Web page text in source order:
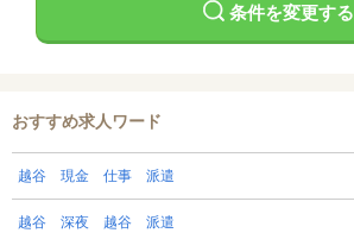
条件を変更する
おすすめ求人ワード
越谷 現金 仕事 派遣
越谷 深夜 越谷 派遣